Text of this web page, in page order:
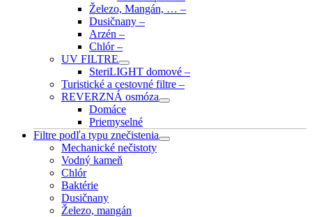
Železo, Mangán, … –
Dusičnany –
Arzén –
Chlór–
UV FILTRE
SteriLIGHT domové –
Turistické a cestovné filtre –
REVERZNÁ osmóza
Domáce
Priemyselné
Filtre podľa typu znečistenia
Mechanické nečistoty
Vodný kameň
Chlór
Baktérie
Dusičnany
Železo, mangán